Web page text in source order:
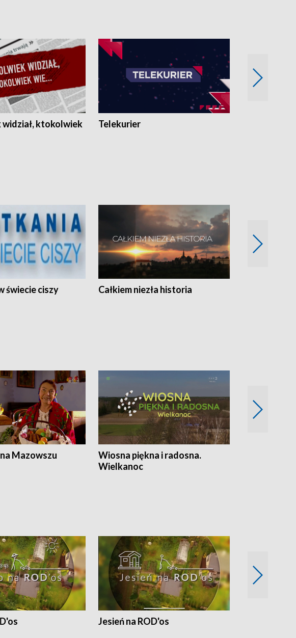
ktokolwiek
Telekurier
świecie ciszy Całkiem niezła historia
Mazowszu
Wiosna piękna i radosna.
Wielkanoc
Jesień na ROD'os